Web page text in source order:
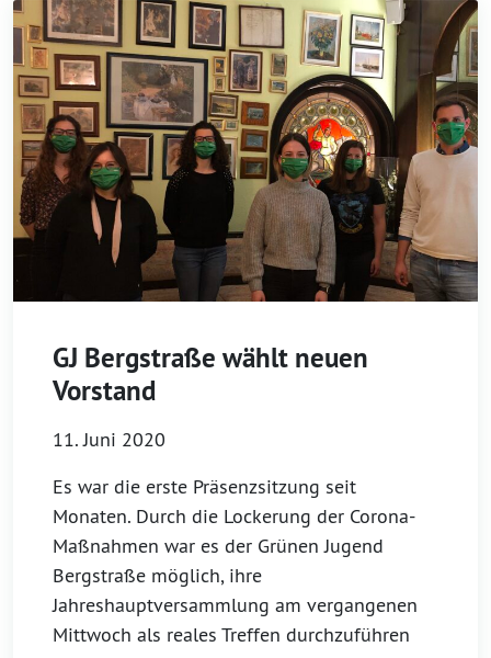
GJ Bergstraße wählt neuen
Vorstand
11. Juni 2020
Es war die erste Präsenzsitzung seit
Monaten. Durch die Lockerung der Corona-
Maßnahmen war es der Grünen Jugend
Bergstraße möglich, ihre
Jahreshauptversammlung am vergangenen
Mittwoch als reales Treffen durchzuführen